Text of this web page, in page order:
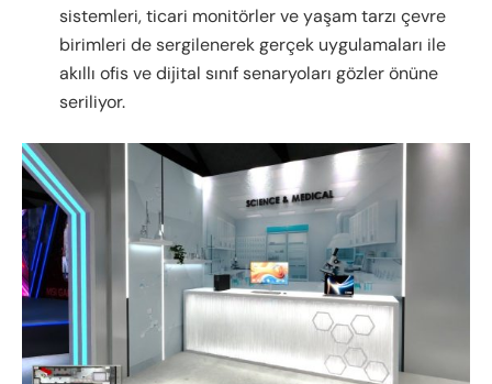
sistemleri, ticari monitörler ve yaşam tarzı çevre
birimleri de sergilenerek gerçek uygulamaları ile
akıllı ofis ve dijital sınıf senaryoları gözler önüne
seriliyor.